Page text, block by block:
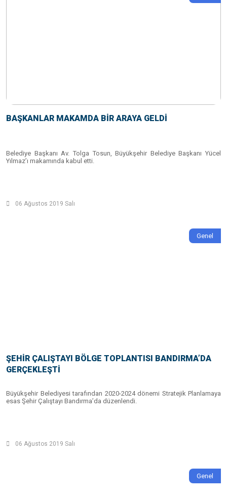
BAŞKANLAR MAKAMDA BİR ARAYA GELDİ
Belediye Başkanı Av. Tolga Tosun, Büyükşehir Belediye Başkanı Yücel
Yılmaz’ı makamında kabul etti.
06 Ağustos 2019 Salı
Genel
ŞEHİR ÇALIŞTAYI BÖLGE TOPLANTISI BANDIRMA’DA
GERÇEKLEŞTİ
Büyükşehir Belediyesi tarafından 2020-2024 dönemi Stratejik Planlamaya
esas Şehir Çalıştayı Bandırma’da düzenlendi.
06 Ağustos 2019 Salı
Genel